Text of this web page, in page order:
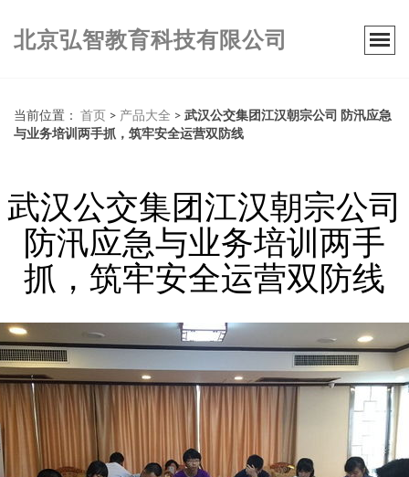
北京弘智教育科技有限公司
当前位置： 首页 > 产品大全 > 武汉公交集团江汉朝宗公司 防汛应急
与业务培训两手抓，筑牢安全运营双防线
武汉公交集团江汉朝宗公司
防汛应急与业务培训两手
抓，筑牢安全运营双防线